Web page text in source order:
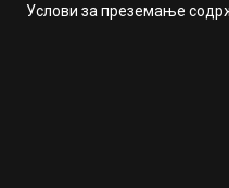
Услови за преземање